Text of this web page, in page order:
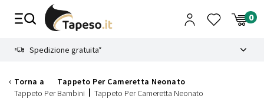
Spedizione gratuita*
Torna a
Tappeto Per Cameretta Neonato
Tappeto Per Bambini
Tappeto Per Cameretta Neonato